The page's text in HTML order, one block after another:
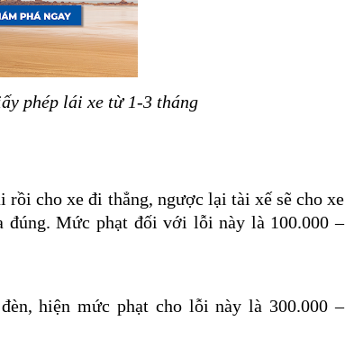
phép lái xe từ 1-3 tháng
rồi cho xe đi thẳng, ngược lại tài xế sẽ cho xe
đúng. Mức phạt đối với lỗi này là 100.000 –
hiện mức phạt cho lỗi này là 300.000 –